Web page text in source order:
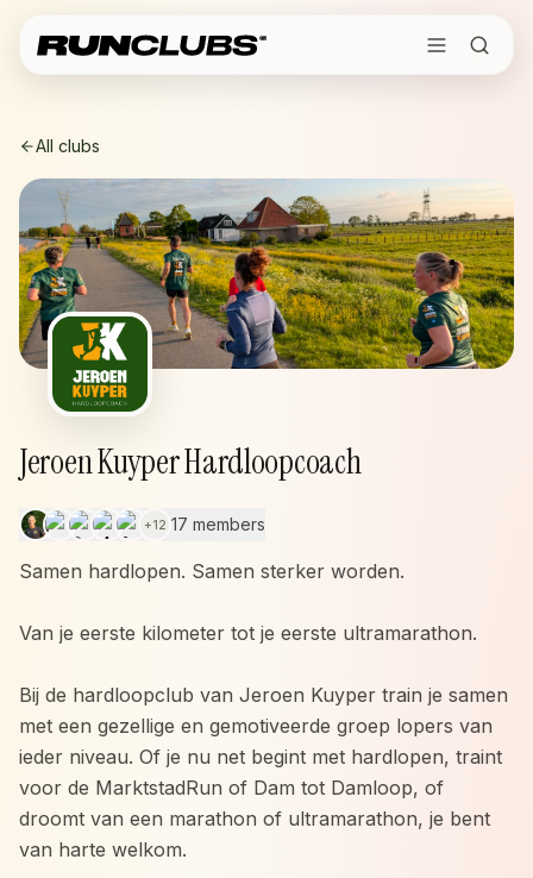
All clubs
Jeroen Kuyper Hardloopcoach
+12 17 members
Samen hardlopen. Samen sterker worden.
Van je eerste kilometer tot je eerste ultramarathon.
Bij de hardloopclub van Jeroen Kuyper train je samen
met een gezellige en gemotiveerde groep lopers van
ieder niveau. Of je nu net begint met hardlopen, traint
voor de MarktstadRun of Dam tot Damloop, of
droomt van een marathon of ultramarathon, je bent
van harte welkom.